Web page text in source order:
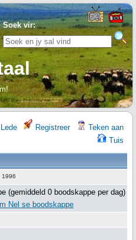
Soek vir:
Lede Registreer
Teken aan
Tuis
1996
(gemiddeld 0 boodskappe per dag)
Nel se boodskappe